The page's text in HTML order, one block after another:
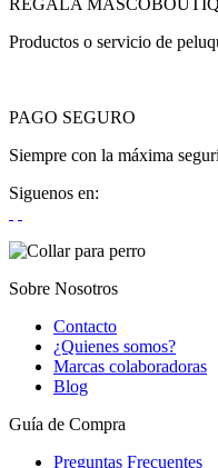
REGALA
Productos o servicio de
PAGO SEGURO
Siempre con la máxima
Siguenos en:
Sobre Nosotros
Contacto
¿Quienes somos?
Marcas colaboradoras
Blog
Guía de Compra
Preguntas Frecuentes